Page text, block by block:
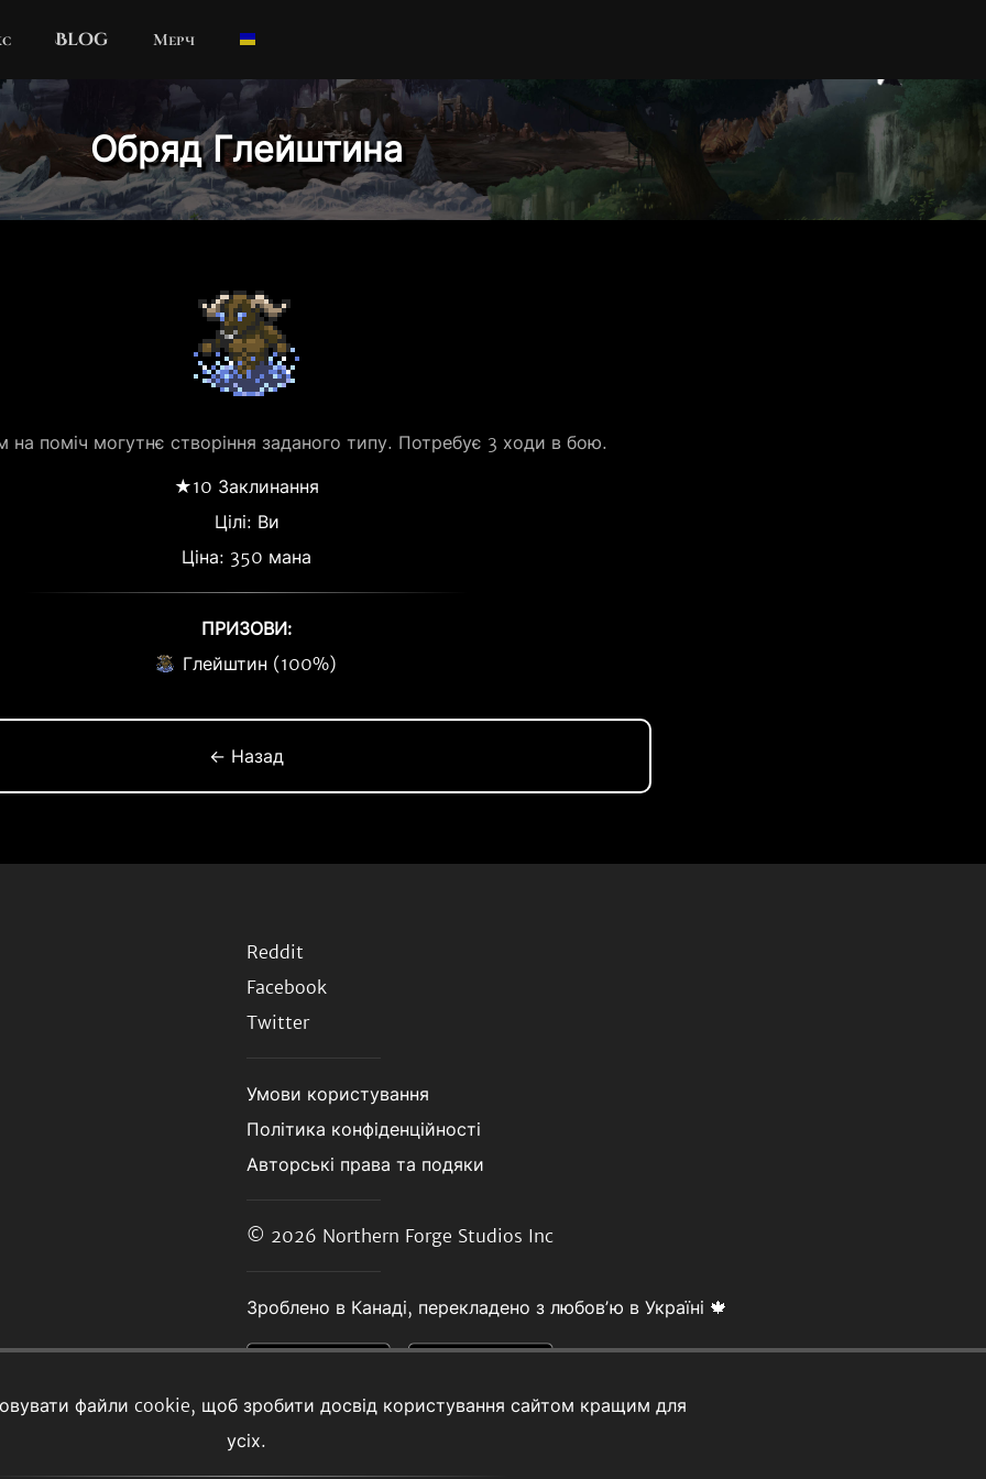
Blog Мерч
Обряд Глейштина
файли cookie, щоб зробити досвід користування сайтом кращим для
усіх.
на поміч могутнє створіння заданого типу. Потребує 3 ходи в бою.
★10 Заклинання
Цілі: Ви
Ціна: 350 мана
ПРИЗОВИ:
Глейштин (100%)
← Назад
Reddit
Facebook
Twitter
Умови користування
Політика конфіденційності
Авторські права та подяки
© 2026 Northern Forge Studios Inc
Зроблено в Канаді, перекладено з любовʼю в Україні 🍁